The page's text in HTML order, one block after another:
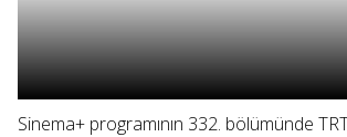
Sinema+ programının 332. bölümünde